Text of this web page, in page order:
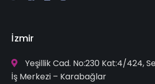
İzmir
Yeşillik Cad. No:230 Kat:4/424,
İş Merkezi – Karabağlar